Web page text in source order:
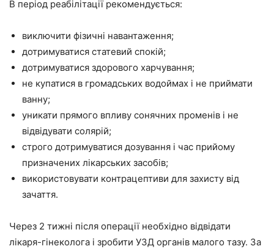
В період реабілітації рекомендується:
виключити фізичні навантаження;
дотримуватися статевий спокій;
дотримуватися здорового харчування;
не купатися в громадських водоймах і не приймати
ванну;
уникати прямого впливу сонячних променів і не
відвідувати солярій;
строго дотримуватися дозування і час прийому
призначених лікарських засобів;
використовувати контрацептиви для захисту від
зачаття.
Через 2 тижні після операції необхідно відвідати
лікаря-гінеколога і зробити УЗД органів малого тазу. За